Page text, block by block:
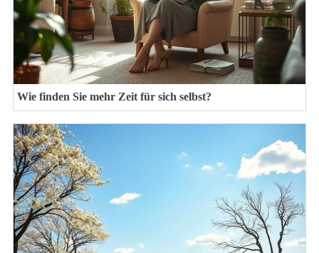
Wie finden Sie mehr Zeit für sich selbst?